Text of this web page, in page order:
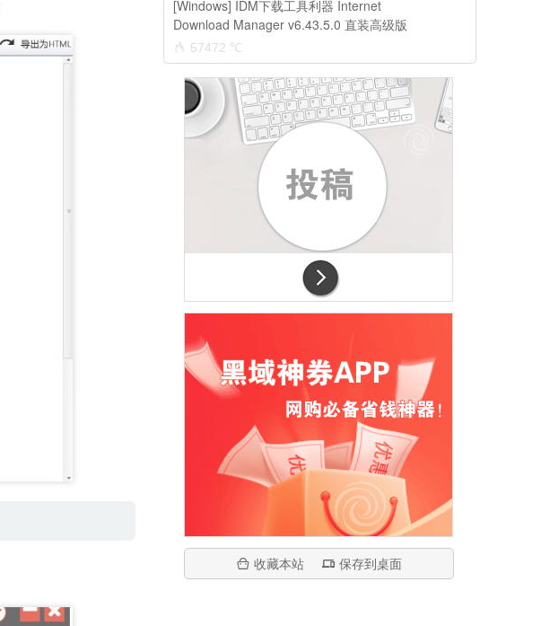
[Windows] IDM下载工具利器 Internet
Download Manager v6.43.5.0 直装高级版
57472 ℃
收藏本站 保存到桌面